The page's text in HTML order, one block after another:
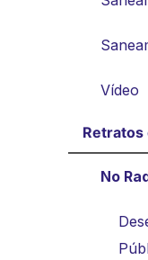
Vídeo
Retratos
No